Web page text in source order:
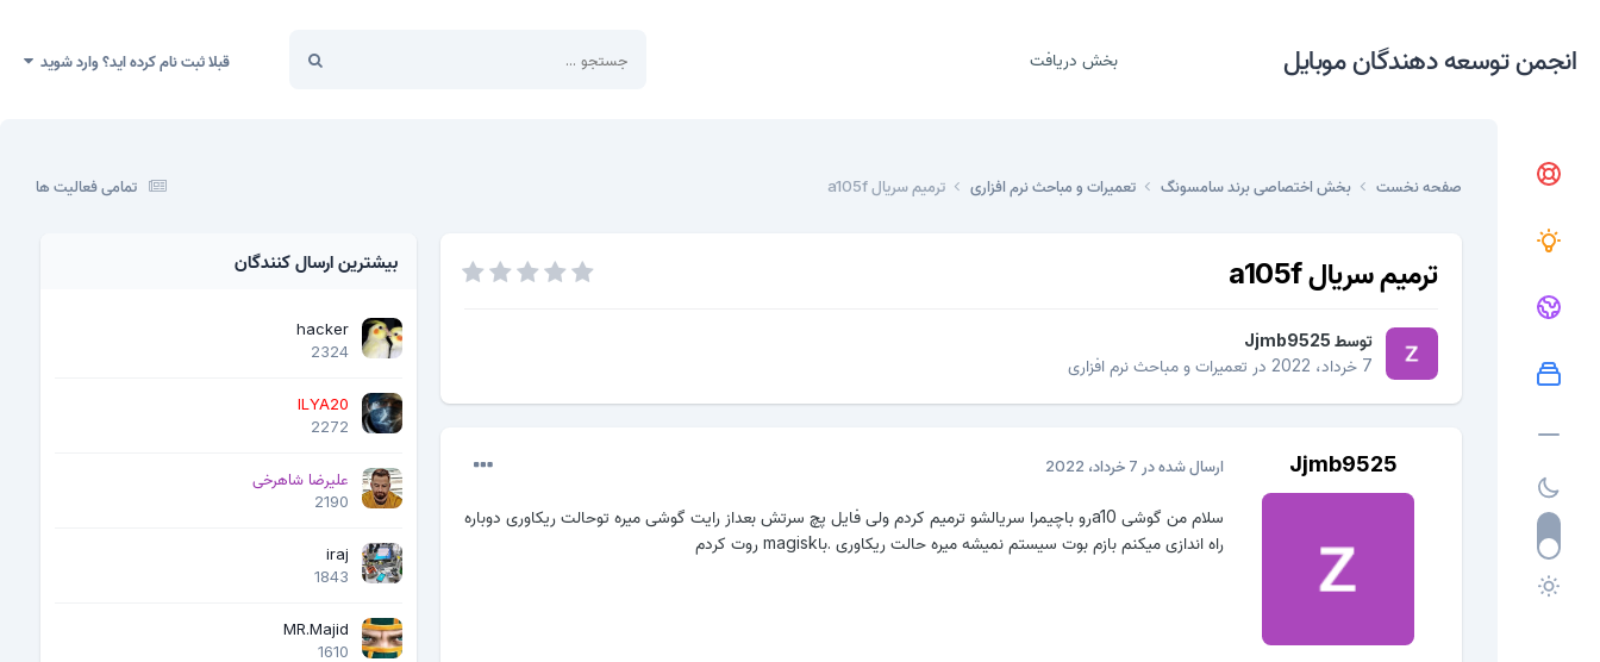
انجمن توسعه دهندگان موبایل بخش دریافت قبلا ثبت نام کرده اید؟ وارد شوید
تمامی فعالیت ها صفحه نخست بخش اختصاصی برند سامسونگ تعمیرات و مباحث نرم افزاری ترمیم سریال a105f
ترمیم سریال a105f
توسط Jjmb9525
7 خرداد، 2022
در تعمیرات و مباحث نرم افزاری
Jjmb9525 ارسال شده در 7 خرداد، 2022
سلام من گوشی a10رو باچیمرا سریالشو ترمیم کردم ولی فایل پچ سرتش بعداز رایت گوشی میره توحالت ریکاوری دوباره
راه اندازی میکنم بازم بوت سیستم نمیشه میره حالت ریکاوری .باmagisk روت کردم
بیشترین ارسال کنندگان
hacker
2324
ILYA20
2272
علیرضا شاهرخی
2190
iraj
1843
MR.Majid
1610